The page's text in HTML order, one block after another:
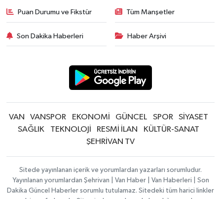
Puan Durumu ve Fikstür Tüm Manşetler
Son Dakika Haberleri Haber Arşivi
VAN VANSPOR EKONOMİ GÜNCEL SPOR
SİYASET
SAĞLIK
TEKNOLOJİ RESMİ İLAN
KÜLTÜR-SANAT
ŞEHRİVAN TV
Sitede yayınlanan içerik ve yorumlardan yazarları sorumludur.
Yayınlanan yorumlardan Şehrivan | Van Haber | Van Haberleri | Son
Dakika Güncel Haberler sorumlu tutulamaz. Sitedeki tüm harici linkler